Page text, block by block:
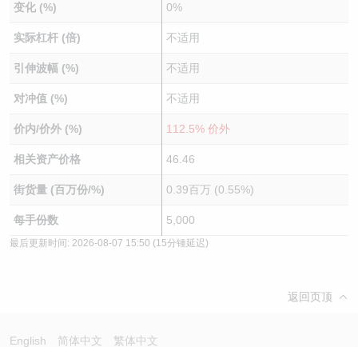
变化 (%) 0%
实际杠杆 (倍) 不适用
引伸波幅 (%) 不适用
对冲值 (%) 不适用
价内/价外 (%) 112.5% 价外
相关资产价格 46.46
街货量 (百万份/%) 0.39百万 (0.55%)
每手份数 5,000
最后更新时间: 2026-08-07 15:50 (15分锺延迟)
返回页顶
English 简体中文 繁体中文